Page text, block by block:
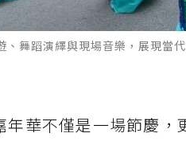
舞蹈演繹與現場音樂，展現當
華不僅是一場節慶